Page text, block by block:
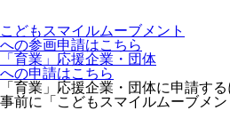
こどもスマイルムーブメント
への参画申請はこちら
「育業」応援企業・団体
への申請はこちら
「育業」応援企業・団体に申請する
事前に「こどもスマイルムーブメン